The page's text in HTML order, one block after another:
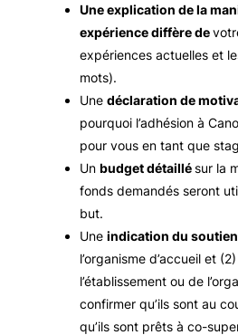
Une explication de la
expérience diffère de
expériences actuelles et
mots).
Une déclaration de
pourquoi l’adhésion à
pour vous en tant que
Un budget détaillésur la
fonds demandés seront
but.
Une indication du soutien
l’organisme d’accueil et
l’établissement ou de
confirmer qu’ils sont au
qu’ils sont prêts à co-